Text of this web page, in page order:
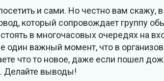
и сами. Но честно вам скажу,
который сопровождает группу
в многочасовых очередях на
важный момент, что в
что то новое, даже если пошел
Делайте выводы!